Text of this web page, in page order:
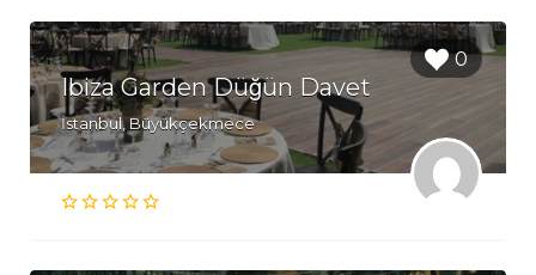
0
Ibiza Garden Düğün Davet
İstanbul, Büyükçekmece